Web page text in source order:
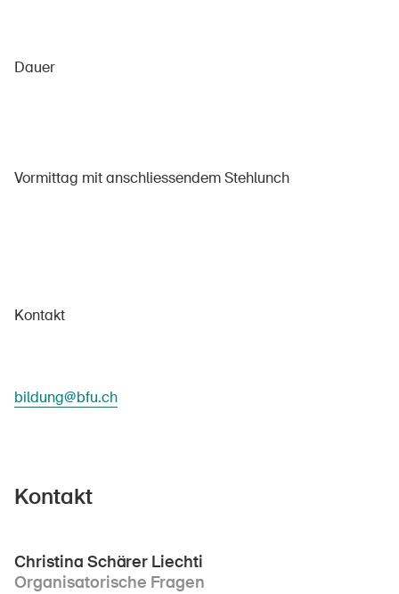
Dauer
Vormittag mit anschliessendem Stehlunch
Kontakt
bildung@bfu.ch
Kontakt
Christina Schärer Liechti
Organisatorische Fragen